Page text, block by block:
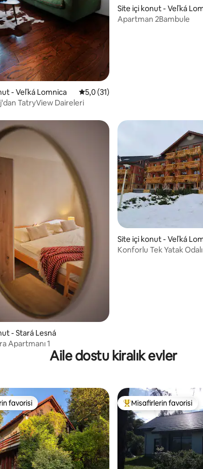
puan, 109 değerlendirme
- Veľká Lomnica 5 üzerinden ortalama 5,0 puan, 31
5,0 (31)
TatryView Daireleri
Site içi konut - Veľká
Apartman 2Bambule
puan, 14 değerlendirme
- Stará Lesná
Apartmanı 1
Site içi konut - Veľká
Konforlu Tek Yatak
Aile dostu kiralık evler
favorisi
favorisi Misafirlerin
Misafirlerin favorisi